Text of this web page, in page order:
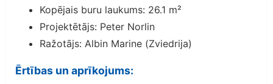
Kopējais buru laukums: 26.1 m²
Projektētājs: Peter Norlin
Ražotājs: Albin Marine (Zviedrija)
Ērtības un aprīkojums: